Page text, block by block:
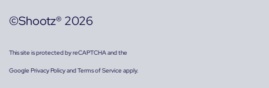
©Shootz® 2026
This site is protected by reCAPTCHA and the
GooglePrivacy PolicyandTerms of Serviceapply.